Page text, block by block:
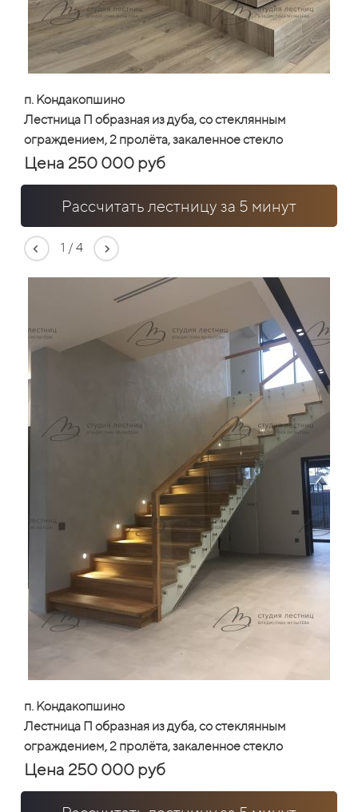
п. Кондакопшино
Лестница П образная из дуба, со стеклянным
ограждением, 2 пролёта, закаленное стекло
Цена 250 000 руб
Рассчитать лестницу за 5 минут
1 / 4
п. Кондакопшино
Лестница П образная из дуба, со стеклянным
ограждением, 2 пролёта, закаленное стекло
Цена 250 000 руб